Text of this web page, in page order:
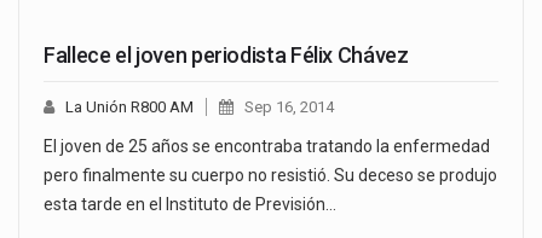
Fallece el joven periodista Félix Chávez
La Unión R800 AM Sep 16, 2014
El joven de 25 años se encontraba tratando la enfermedad
pero finalmente su cuerpo no resistió. Su deceso se produjo
esta tarde en el Instituto de Previsión…